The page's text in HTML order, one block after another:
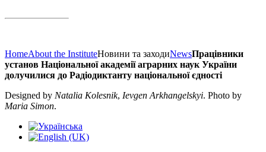
HomeAbout the InstituteНовини та заходиNewsПрацівники
установ Національної академії аграрних наук України
долучилися до Радіодиктанту національної єдності
Designed by Natalia Kolesnik, Ievgen Arkhangelskyi. Photo by
Maria Simon.